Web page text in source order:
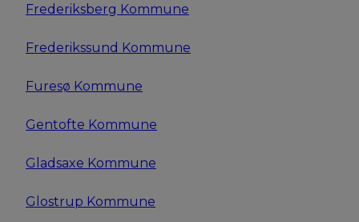
Frederiksberg Kommune
Frederikssund Kommune
Furesø Kommune
Gentofte Kommune
Gladsaxe Kommune
Glostrup Kommune